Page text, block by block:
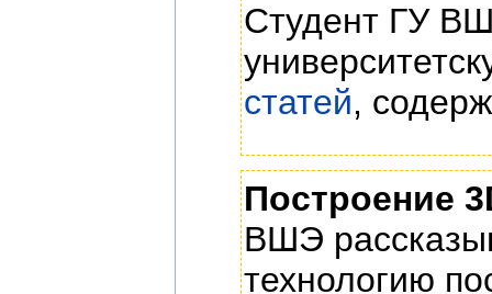
Студент ГУ
статей,
Построение
ВШЭ
технологию